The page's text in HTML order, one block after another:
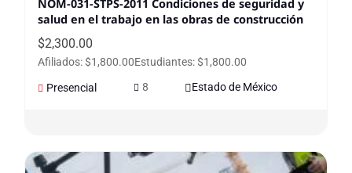
NOM-031-STPS-2011 Condiciones de seguridad y
salud en el trabajo en las obras de construcción
$2,300.00
Afiliados: $1,800.00Estudiantes: $1,800.00
Presencial
8 Estado de México